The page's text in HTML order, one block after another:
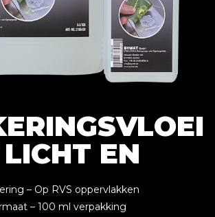
EN
– Op RVS oppervlakken
– 100 ml verpakking